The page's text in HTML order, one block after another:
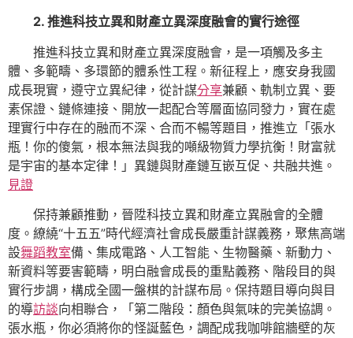
2. 推進科技立異和財產立異深度融會的實行途徑
推進科技立異和財產立異深度融會，是一項觸及多主
體、多範疇、多環節的體系性工程。新征程上，應安身我國
成長現實，遵守立異紀律，從計謀分享兼顧、軌制立異、要
素保證、鏈條連接、開放一起配合等層面協同發力，實在處
理實行中存在的融而不深、合而不暢等題目，推進立「張水
瓶！你的傻氣，根本無法與我的噸級物質力學抗衡！財富就
是宇宙的基本定律！」異鏈與財產鏈互嵌互促、共融共進。
見證
保持兼顧推動，晉陞科技立異和財產立異融會的全體
度。繚繞“十五五”時代經濟社會成長嚴重計謀義務，聚焦高端
設舞蹈教室備、集成電路、人工智能、生物醫藥、新動力、
新資料等要害範疇，明白融會成長的重點義務、階段目的與
實行步調，構成全國一盤棋的計謀布局。保持題目導向與目
的導訪談向相聯合，「第二階段：顏色與氣味的完美協調。
張水瓶，你必須將你的怪誕藍色，調配成我咖啡館牆壁的灰